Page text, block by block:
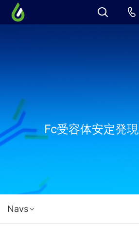
Fc受容体安定発
Navs